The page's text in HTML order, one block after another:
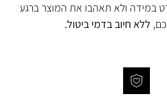
במידה ולא תאהבו את המוצר ברגע
ללא חיוב בדמי ביטול.